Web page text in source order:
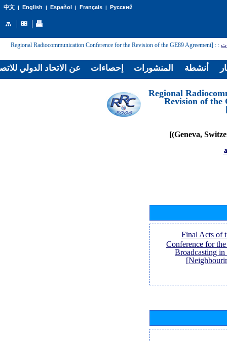
中文| English | Español | Français| Русский
:
: [Regional Radiocommunication Conference for the Revision of the GE89 Agreement
[Regional
Revision of the
[Final Acts of
Conference for
Broadcasting
عن الاتحاد الدولي إحصاءات المنشورات أنشطة